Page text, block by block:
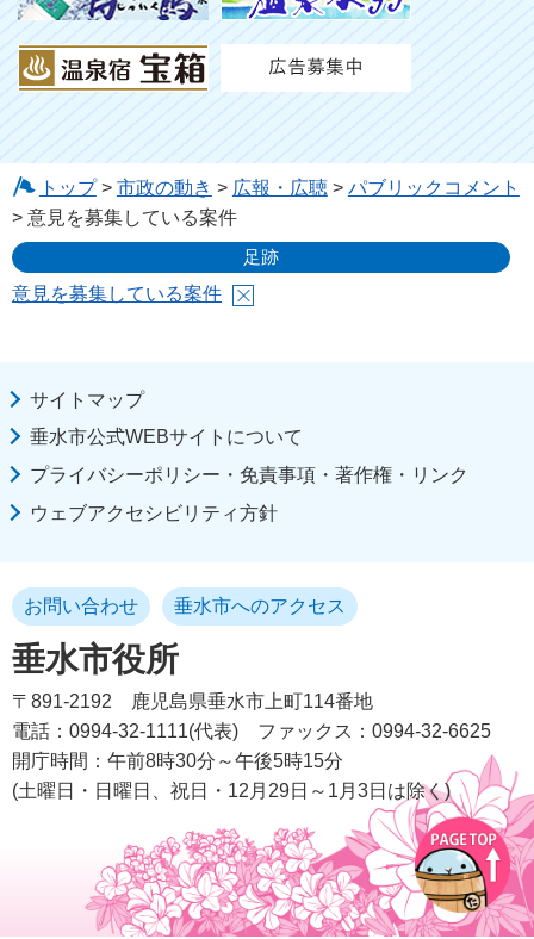
トップ> 市政の動き > 広報・広聴> パブリックコメント
> 意見を募集している案件
足跡
意見を募集している案件
サイトマップ
垂水市公式WEBサイトについて
プライバシーポリシー・免責事項・著作権・リンク
ウェブアクセシビリティ方針
垂水市役所
お問い合わせ 垂水市へのアクセス
〒891-2192
鹿児島県垂水市上町114番地
電話：0994-32-1111(代表)
ファックス：0994-32-6625
開庁時間：午前8時30分～午後5時15分
(土曜日・日曜日、祝日・12月29日～1月3日は除く)